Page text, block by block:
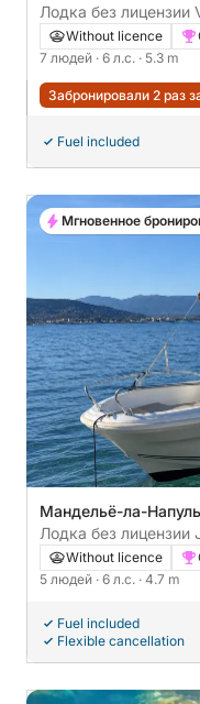
Without licence
7 людей · 6 л.с. · 5.3 m
Забронировали 2 раз
Fuel included
Мандельё-ла-Напуль
Лодка без лицензии
Cc 6л.с.
Without licence
5 людей · 6 л.с. · 4.7 m
Fuel included
Flexible cancellation
Мгновенное